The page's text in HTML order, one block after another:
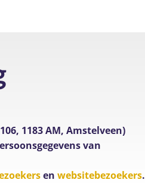
1183 AM, Amstelveen)
van
enwebsitebezoekers.